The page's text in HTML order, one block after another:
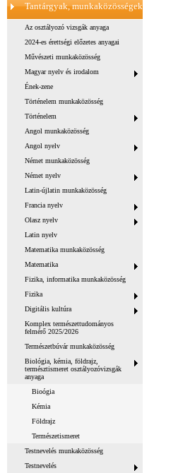
Tantárgyak, munkaközösségek
Az osztályozó vizsgák anyaga
2024-es érettségi előzetes anyagai
Művészeti munkaközösség
Magyar nyelv és irodalom
Ének-zene
Történelem munkaközösség
Történelem
Angol munkaközösség
Angol nyelv
Német munkaközösség
Német nyelv
Latin-újlatin munkaközösség
Francia nyelv
Olasz nyelv
Latin nyelv
Matematika munkaközösség
Matematika
Fizika, informatika munkaközösség
Fizika
Digitális kultúra
Komplex természettudományos
felmérő 2025/2026
Természetbúvár munkaközösség
Biológia, kémia, földrajz,
természtismeret osztályozóvizsgák
anyaga
Bioógia
Kémia
Földrajz
Természetismeret
Testnevelés munkaközösség
Testnevelés